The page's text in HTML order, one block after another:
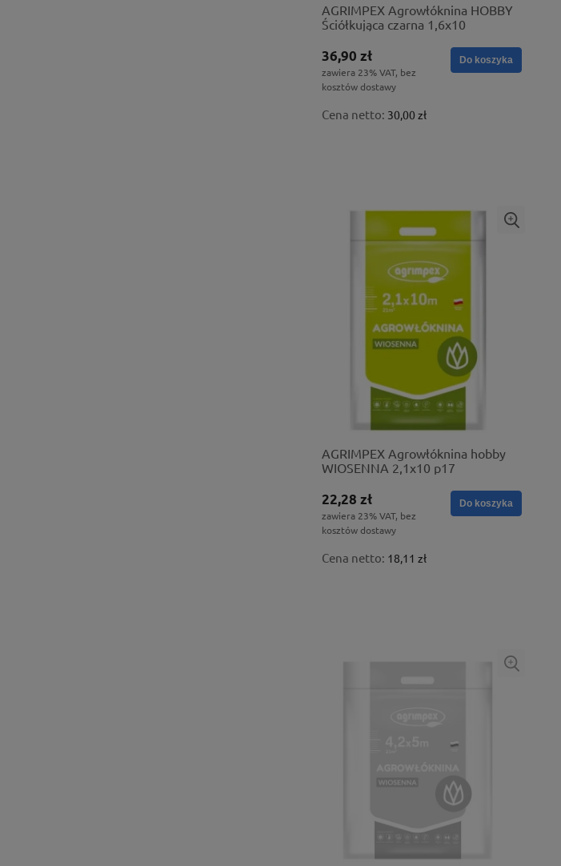
AGRIMPEX Agrowłóknina HOBBY
Ściółkująca czarna 1,6x10
36,90 zł
zawiera 23% VAT, bez
kosztów dostawy
Cena netto: 30,00 zł
Do koszyka
AGRIMPEX Agrowłóknina hobby
WIOSENNA 2,1x10 p17
22,28 zł
zawiera 23% VAT, bez
kosztów dostawy
Cena netto: 18,11 zł
Do koszyka